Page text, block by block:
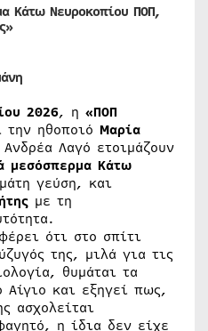
Κάτω Νευροκοπίου ΠΟΠ,
2026, η «ΠΟΠ
την ηθοποιό Μαρία
Λαγό ετοιμάζουν
μεσόσπερμα Κάτω
γεύση, και
με τη
ότι στο σπίτι
της, μιλά για τις
θυμάται τα
Αίγιο και εξηγεί πως,
ασχολείται
η ίδια δεν είχε